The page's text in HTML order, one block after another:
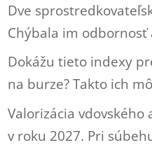
Dve
Chýbala im odbornosť
Dokážu tieto indexy
na burze? Takto ich
Valorizácia vdovského
v roku 2027. Pri